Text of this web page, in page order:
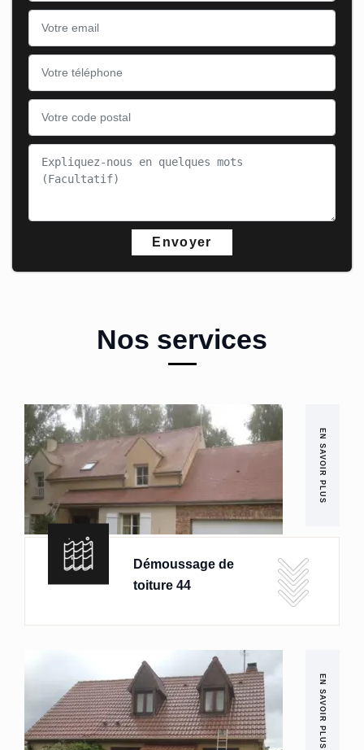
Nos services
EN SAVOIR PLUS
Démoussage de
toiture 44
EN SAVOIR PLUS